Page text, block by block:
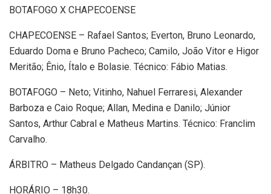
BOTAFOGO X CHAPECOENSE
CHAPECOENSE – Rafael Santos; Everton, Bruno Leonardo,
Eduardo Doma e Bruno Pacheco; Camilo, João Vitor e Higor
Meritão; Ênio, Ítalo e Bolasie. Técnico: Fábio Matias.
BOTAFOGO – Neto; Vitinho, Nahuel Ferraresi, Alexander
Barboza e Caio Roque; Allan, Medina e Danilo; Júnior
Santos, Arthur Cabral e Matheus Martins. Técnico: Franclim
Carvalho.
ÁRBITRO – Matheus Delgado Candançan (SP).
HORÁRIO – 18h30.